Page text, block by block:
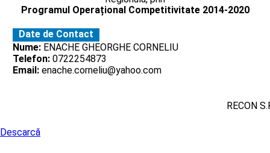
Programul Operațional Competitivitate 2014-2020
Date de Contact
Nume: ENACHE GHEORGHE CORNELIU
Telefon: 0722254873
Email: enache.corneliu@yahoo.com
RECON
Descarcă